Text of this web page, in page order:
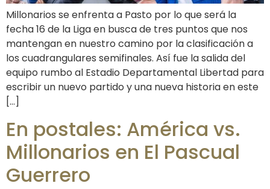
Millonarios se enfrenta a Pasto por lo que será la
fecha 16 de la Liga en busca de tres puntos que nos
mantengan en nuestro camino por la clasificación a
los cuadrangulares semifinales. Así fue la salida del
equipo rumbo al Estadio Departamental Libertad para
escribir un nuevo partido y una nueva historia en este
[…]
En postales: América vs.
Millonarios en El Pascual
Guerrero